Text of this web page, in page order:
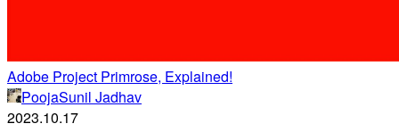
Adobe Project Primrose, Explained!
PoojaSunil Jadhav
2023.10.17